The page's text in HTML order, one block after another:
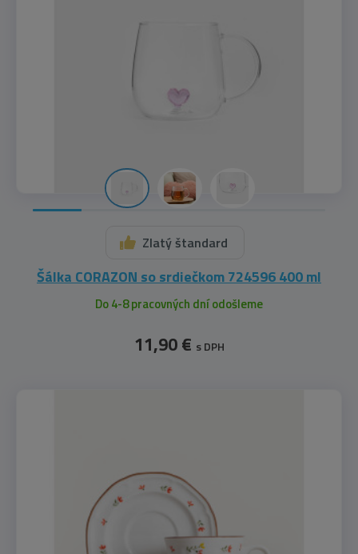
Zlatý štandard
Šálka CORAZON so srdiečkom 724596 400 ml
Do 4-8 pracovných dní odošleme
11,90 € s DPH